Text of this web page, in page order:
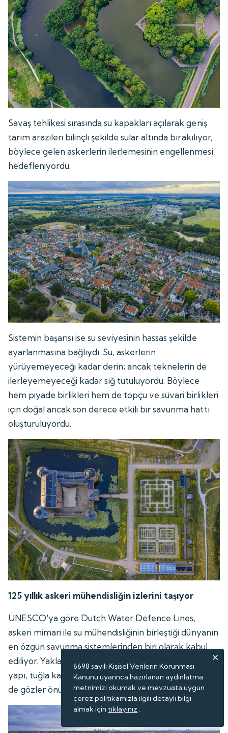
Savaş tehlikesi sırasında su kapakları açılarak geniş
tarım arazileri bilinçli şekilde sular altında bırakılıyor,
böylece gelen askerlerin ilerlemesinin engellenmesi
hedefleniyordu.
Sistemin başarısı ise su seviyesinin hassas şekilde
ayarlanmasına bağlıydı. Su, askerlerin
yürüyemeyeceği kadar derin; ancak teknelerin de
ilerleyemeyeceği kadar sığ tutuluyordu. Böylece
hem piyade birlikleri hem de topçu ve süvari birlikleri
için doğal ancak son derece etkili bir savunma hattı
oluşturuluyordu.
125 yıllık askeri mühendisliğin izlerini taşıyor
UNESCO'ya göre Dutch Water Defence Lines,
askeri mimari ile su mühendisliğinin birleştiği dünyanın
en özgün savunma sistemlerinden biri olarak kabul
ediliyor. Yaklaşık 125 yıllık süreçte sürekli geliştirilen
yapı, tuğla kalelerden betonarme tahkimatlara geçişi
de gözler önüne seriyor.
6698 sayılı Kişisel Verilerin Korunması
Kanunu uyarınca hazırlanan aydınlatma
metnimizi okumak ve mevzuata uygun
çerez politikamızla ilgili detaylı bilgi
almak için tıklayınız .